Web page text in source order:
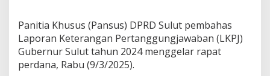
n
a
P
a
Panitia Khusus (Pansus) DPRD Sulut pembahas
Laporan Keterangan Pertanggungjawaban (LKPJ)
Gubernur Sulut tahun 2024 menggelar rapat
perdana, Rabu (9/3/2025).